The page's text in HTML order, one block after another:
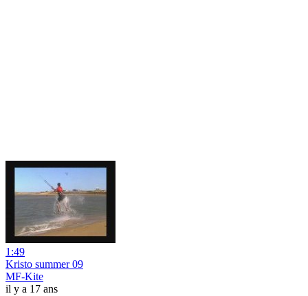
1:49
Kristo summer 09
MF-Kite
il y a 17 ans